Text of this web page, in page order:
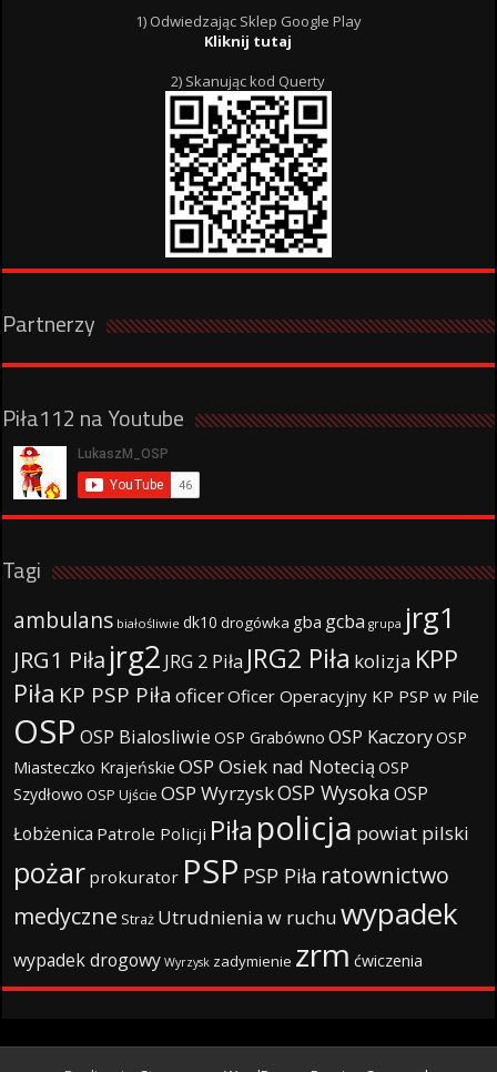
1) Odwiedzając Sklep Google Play
Kliknij tutaj
2) Skanując kod Querty
Partnerzy
Piła112 na Youtube
Tagi
ambulans białośliwie dk10 drogówka gba gcba grupa jrg1
JRG1 Piła jrg2 JRG 2 Piła JRG2 Piła kolizja KPP
Piła KP PSP Piła oficerOficer Operacyjny KP PSP w Pile
OSP OSP Bialosliwie OSP Grabówno OSP KaczoryOSP
Miasteczko Krajeńskie OSP Osiek nad Notecią OSP
Szydłowo OSP Ujście OSP WyrzyskOSP WysokaOSP
Łobżenica Patrole Policji Piła policja powiat pilski
pożar prokurator PSP PSP Piła ratownictwo
medyczne Straż Utrudnienia w ruchu wypadek
wypadek drogowy Wyrzysk zadymienie zrm ćwiczenia